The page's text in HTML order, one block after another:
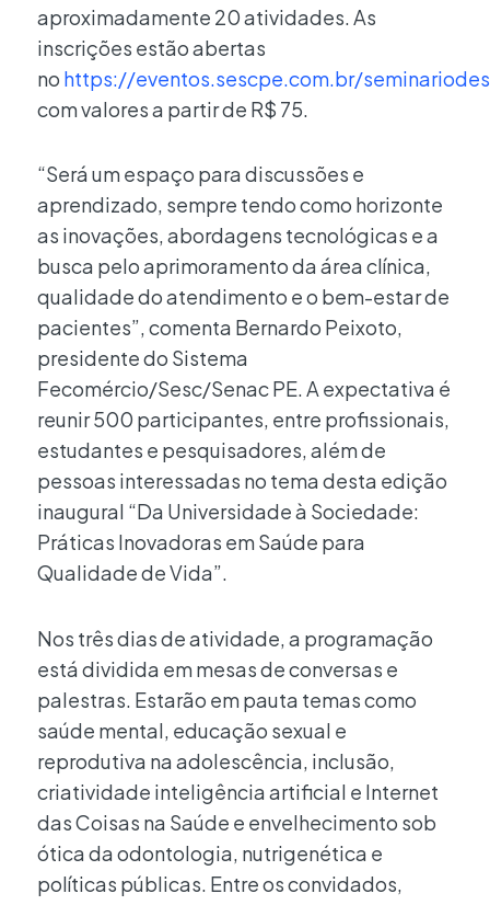
aproximadamente 20 atividades. As
inscrições estão abertas
no https://eventos.sescpe.com.br/
com valores a partir de R$ 75.
“Será um espaço para discussões e
aprendizado, sempre tendo como horizonte
as inovações, abordagens tecnológicas e a
busca pelo aprimoramento da área clínica,
qualidade do atendimento e o bem-estar de
pacientes”, comenta Bernardo Peixoto,
presidente do Sistema
Fecomércio/Sesc/Senac PE. A expectativa é
reunir 500 participantes, entre profissionais,
estudantes e pesquisadores, além de
pessoas interessadas no tema desta edição
inaugural “Da Universidade à Sociedade:
Práticas Inovadoras em Saúde para
Qualidade de Vida”.
Nos três dias de atividade, a programação
está dividida em mesas de conversas e
palestras. Estarão em pauta temas como
saúde mental, educação sexual e
reprodutiva na adolescência, inclusão,
criatividade inteligência artificial e Internet
das Coisas na Saúde e envelhecimento sob
ótica da odontologia, nutrigenética e
políticas públicas. Entre os convidados,